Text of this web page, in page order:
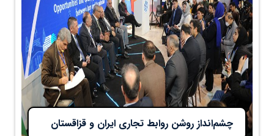
چشم‌انداز روشن روابط تجاری ایران و قزاقستان